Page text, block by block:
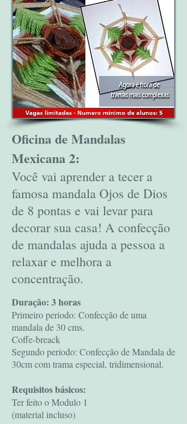
Oficina de Mandalas
Mexicana 2:
Você vai aprender a tecer a
famosa mandala Ojos de Dios
de 8 pontas e vai levar para
decorar sua casa! A confecção
de mandalas ajuda a pessoa a
relaxar e melhora a
concentração.
Duração: 3 horas
Primeiro periodo: Confecção de uma
mandala de 30 cms.
Coffe-breack
Segundo período: Confecção de Mandala de
30cm com trama especial, tridimensional.
Requisitos básicos:
Ter feito o Modulo 1
(material incluso)